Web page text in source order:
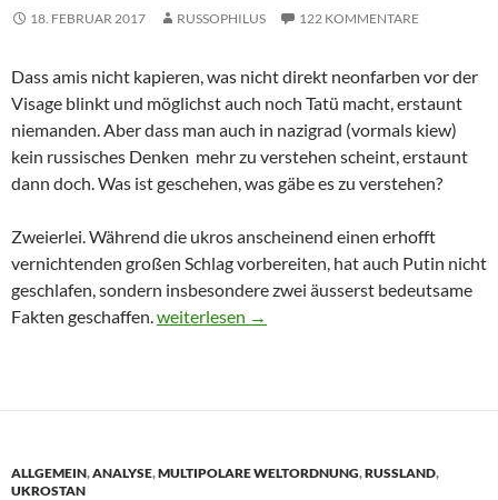
18. FEBRUAR 2017 RUSSOPHILUS 122 KOMMENTARE
Dass amis nicht kapieren, was nicht direkt neonfarben vor der
Visage blinkt und möglichst auch noch Tatü macht, erstaunt
niemanden. Aber dass man auch in nazigrad (vormals kiew)
kein russisches Denken mehr zu verstehen scheint, erstaunt
dann doch. Was ist geschehen, was gäbe es zu verstehen?
Zweierlei. Während die ukros anscheinend einen erhofft
vernichtenden großen Schlag vorbereiten, hat auch Putin nicht
geschlafen, sondern insbesondere zwei äusserst bedeutsame
Fakten geschaffen.Dies und Das – Schoko-Attacken und
weiterlesen →
ALLGEMEIN,ANALYSE,MULTIPOLARE WELTORDNUNG,RUSSLAND,
UKROSTAN